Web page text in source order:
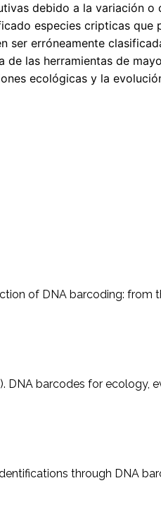
debido a la variación o
especies cripticas
erróneamente
de las herramientas de
ecológicas y la
of DNA barcoding:
DNA barcodes for
through DNA